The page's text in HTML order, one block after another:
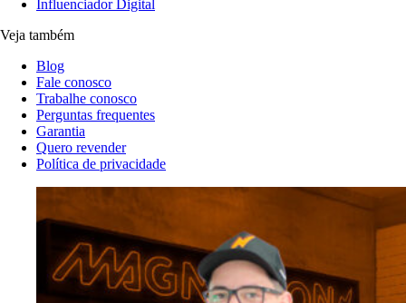
Influenciador Digital
Veja também
Blog
Fale conosco
Trabalhe conosco
Perguntas frequentes
Garantia
Quero revender
Política de privacidade